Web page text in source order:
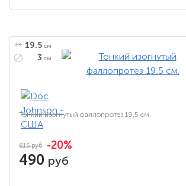
19.5 см
3 см
Тонкий изогнутый фаллопротез 19,5 см.
615 руб -20%
490 руб